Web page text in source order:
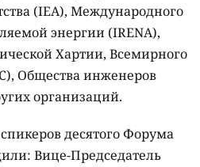
(IEA), Международного
энергии (IRENA),
Хартии, Всемирного
Общества инженеров
организаций.
десятого Форума
Вице-Председатель